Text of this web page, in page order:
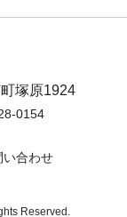
塚原1924
0154
い合わせ
Reserved.